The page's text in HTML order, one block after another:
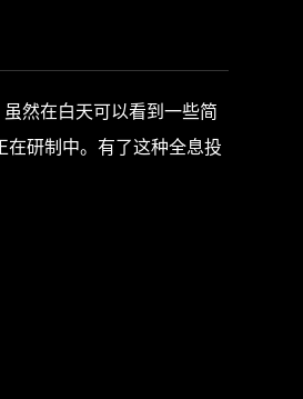
然在白天可以看到一些简
在研制中。有了这种全息投